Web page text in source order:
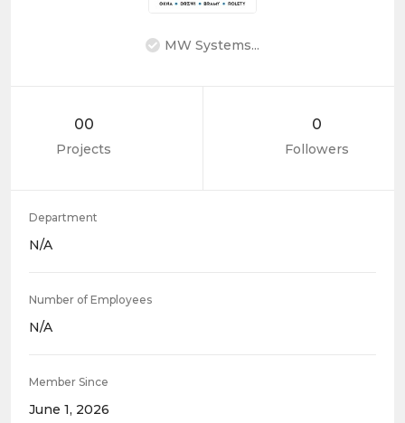
MW Systems...
00
Projects
0
Followers
Department
N/A
Number of Employees
N/A
Member Since
June 1, 2026